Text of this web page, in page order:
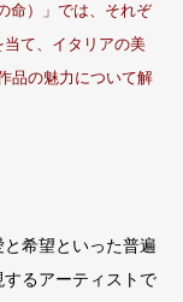
命）」では、それぞ
て、イタリアの美
品の魅力について解
希望といった普遍
るアーティストで